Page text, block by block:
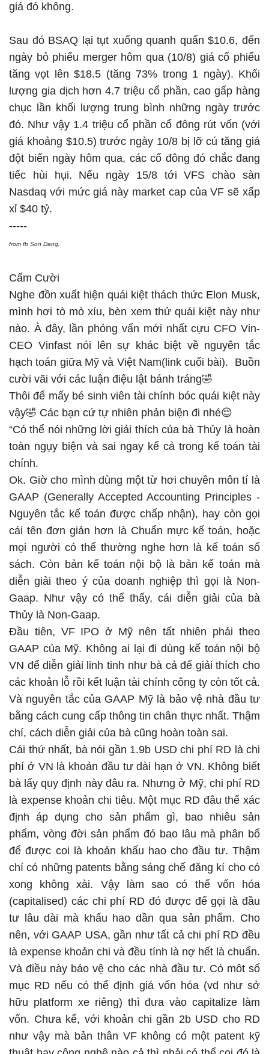
giá đó không.
Sau đó BSAQ lại tụt xuống quanh quẩn $10.6, đến
ngày bỏ phiếu merger hôm qua (10/8) giá cổ phiếu
tăng vọt lên $18.5 (tăng 73% trong 1 ngày). Khối
lượng gia dịch hơn 4.7 triệu cổ phần, cao gấp hàng
chục lần khối lượng trung bình những ngày trước
đó. Như vậy 1.4 triệu cổ phần cổ đông rút vốn (với
giá khoảng $10.5) trước ngày 10/8 bị lỡ cú tăng giá
đột biến ngày hôm qua, các cổ đông đó chắc đang
tiếc hùi hụi. Nếu ngày 15/8 tới VFS chào sàn
Nasdaq với mức giá này market cap của VF sẽ xấp
xỉ $40 tỷ.
-----
from fb Son Dang,
Cấm Cười
Nghe đồn xuất hiện quái kiệt thách thức Elon Musk,
mình hơi tò mò xíu, bèn xem thử quái kiệt này như
nào. À đây, lần phỏng vấn mới nhất cựu CFO Vin-
CEO Vinfast nói lên sự khác biệt về nguyên tắc
hạch toán giữa Mỹ và Việt Nam(link cuối bài). Buồn
cười vãi với các luận điệu lật bánh tráng🤣
Thôi để mấy bé sinh viên tài chính bóc quái kiệt này
vậy🤣 Các bạn cứ tự nhiên phản biện đi nhé😌
“Có thể nói những lời giải thích của bà Thủy là hoàn
toàn ngụy biện và sai ngay kể cả trong kế toán tài
chính.
Ok. Giờ cho mình dùng một từ hơi chuyên môn tí là
GAAP (Generally Accepted Accounting Principles -
Nguyên tắc kế toán được chấp nhận), hay còn gọi
cái tên đơn giản hơn là Chuẩn mực kế toán, hoặc
mọi người có thể thường nghe hơn là kế toán sổ
sách. Còn bản kế toán nội bộ là bản kế toán mà
diễn giải theo ý của doanh nghiệp thì gọi là Non-
Gaap. Như vậy có thể thấy, cái diễn giải của bà
Thủy là Non-Gaap.
Đầu tiên, VF IPO ở Mỹ nên tất nhiên phải theo
GAAP của Mỹ. Không ai lại đi dùng kế toán nội bộ
VN để diễn giải linh tinh như bà cả để giải thích cho
các khoản lỗ rồi kết luận tài chính công ty còn tốt cả.
Và nguyên tắc của GAAP Mỹ là bảo vệ nhà đầu tư
bằng cách cung cấp thông tin chân thực nhất. Thậm
chí, cách diễn giải của bà cũng hoàn toàn sai.
Cái thứ nhất, bà nói gần 1.9b USD chi phí RD là chi
phí ở VN là khoản đầu tư dài hạn ở VN. Không biết
bà lấy quy định này đâu ra. Nhưng ở Mỹ, chi phí RD
là expense khoản chi tiêu. Một mục RD đâu thể xác
định áp dụng cho sản phẩm gì, bao nhiêu sản
phẩm, vòng đời sản phẩm đó bao lâu mà phân bổ
để được coi là khoản khấu hao cho đầu tư. Thậm
chí có những patents bằng sáng chế đăng kí cho có
xong không xài. Vậy làm sao có thể vốn hóa
(capitalised) các chi phí RD đó được để gọi là đầu
tư lâu dài mà khấu hao dần qua sản phẩm. Cho
nên, với GAAP USA, gần như tất cả chi phí RD đều
là expense khoản chi và đều tính là nợ hết là chuẩn.
Và điều này bảo vệ cho các nhà đầu tư. Có môt số
mục RD nếu có thể định giá vốn hóa (vd như sở
hữu platform xe riêng) thì đưa vào capitalize làm
vốn. Chưa kể, với khoản chi gần 2b USD cho RD
như vậy mà bản thân VF không có một patent kỹ